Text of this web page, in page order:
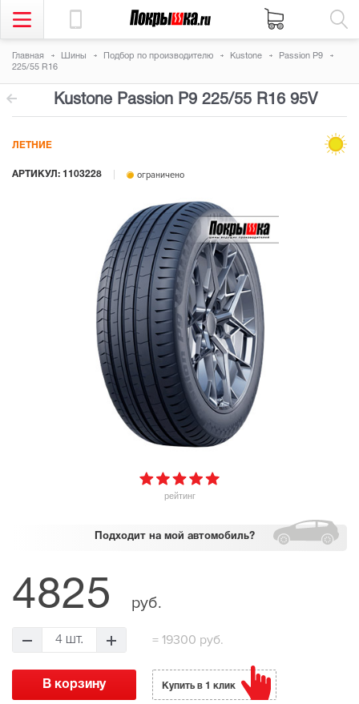
Главная Шины Подбор по производителю Kustone
Passion P9
225/55 R16
Kustone Passion P9 225/55 R16 95V
рейтинг
АРТИКУЛ: 1103228 ограничено
ЛЕТНИЕ
Подходит на мой автомобиль?
4825 руб.
4 шт. = 19300 руб.
Купить в 1 клик